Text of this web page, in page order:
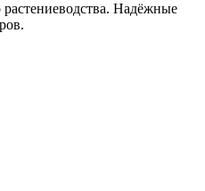
Надёжные